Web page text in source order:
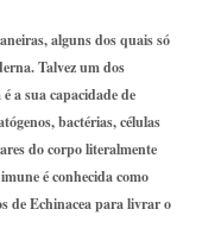
alguns dos quais só
Talvez um dos
a sua capacidade de
bactérias, células
do corpo literalmente
é conhecida como
de Echinacea para livrar o